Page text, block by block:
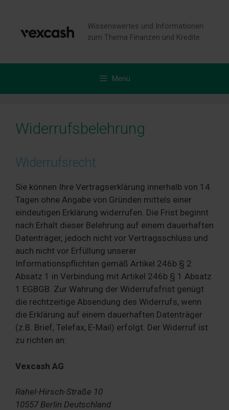
springen
Wissenswertes und Informationen
zum Thema Finanzen und Kredite
Menü
Widerrufsbelehrung
Widerrufsrecht
Sie können Ihre Vertragserklärung innerhalb von 14
Tagen ohne Angabe von Gründen mittels einer
eindeutigen Erklärung widerrufen. Die Frist beginnt
nach Erhalt dieser Belehrung auf einem dauerhaften
Datenträger, jedoch nicht vor Vertragsschluss und
auch nicht vor Erfüllung unserer
Informationspflichten gemäß Artikel 246b § 2
Absatz 1 in Verbindung mit Artikel 246b § 1 Absatz
1 EGBGB. Zur Wahrung der Widerrufsfrist genügt
die rechtzeitige Absendung des Widerrufs, wenn
die Erklärung auf einem dauerhaften Datenträger
(z.B. Brief, Telefax, E-Mail) erfolgt. Der Widerruf ist
zu richten an:
Vexcash AG
Rahel-Hirsch-Straße 10
10557 Berlin Deutschland